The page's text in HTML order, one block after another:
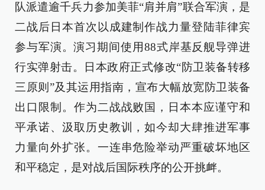
队派遣逾千兵力参加美菲“肩并肩”联合军演，是
二战后日本首次以成建制作战力量登陆菲律宾
参与军演。演习期间使用88式岸基反舰导弹进
行实弹射击。日本政府正式修改“防卫装备转移
三原则”及其运用指南，宣布大幅放宽防卫装备
出口限制。作为二战战败国，日本本应谨守和
平承诺、汲取历史教训，如今却大肆推进军事
力量向外扩张。一连串危险举动严重破坏地区
和平稳定，是对战后国际秩序的公开挑衅。